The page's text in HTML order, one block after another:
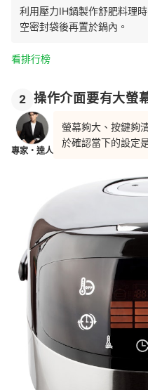
利用壓力IH鍋製作舒肥料理
空密封袋後再置於鍋內。
看排行榜
2 操作介面要有大螢
專家・達人
螢幕夠大、按鍵夠
於確認當下的設定